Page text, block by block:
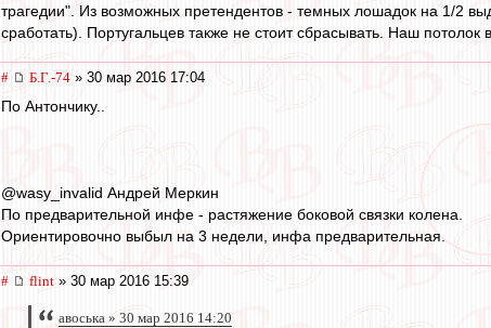
трагедии". Из возможных претендентов - темных лошадок на 1/2
сработать). Португальцев также не стоит сбрасывать. Наш потолок
# Б.Г.-74 » 30 мар 2016 17:04
По Антончику..
‏@wasy_invalid Андрей Меркин
По предварительной инфе - растяжение боковой связки колена.
Ориентировочно выбыл на 3 недели, инфа предварительная.
# flint » 30 мар 2016 15:39
авоська » 30 мар 2016 14:20